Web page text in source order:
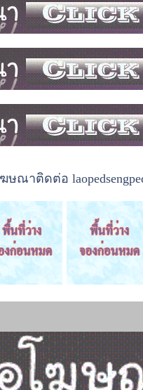
ษณาติดต่อ